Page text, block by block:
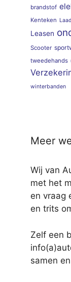
brandstof
Kenteken
Leasen
Scooter
tweedehands
winterbanden
Meer
Wij van
met het
en vraag
en trits
Zelf een
samen